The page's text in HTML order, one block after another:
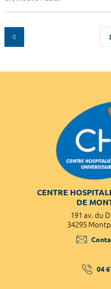
CENTRE
DE
191 av. du
34295
04